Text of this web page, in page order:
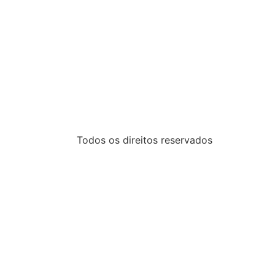
Todos os direitos reservados